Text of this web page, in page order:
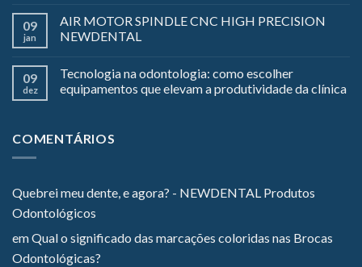
09
jan
AIR MOTOR SPINDLE CNC HIGH PRECISION
NEWDENTAL
09
dez
Tecnologia na odontologia: como escolher
equipamentos que elevam a produtividade da clínica
COMENTÁRIOS
Quebrei meu dente, e agora? - NEWDENTAL Produtos
Odontológicos
emQual o significado das marcações coloridas nas Brocas
Odontológicas?